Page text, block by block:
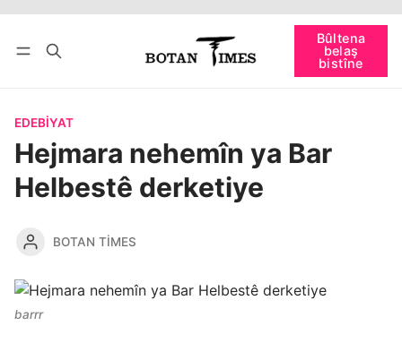
Bûltena
belaş
bistîne
bişopîne
EDEBIYAT
Hejmara nehemîn ya Bar
Helbestê derketiye
BOTAN TIMES
barrr